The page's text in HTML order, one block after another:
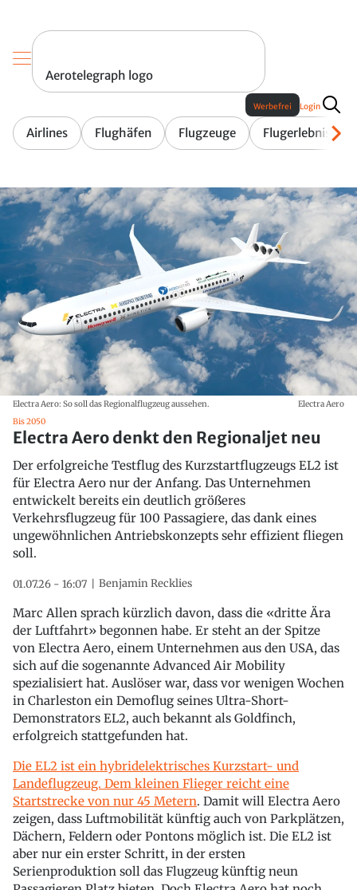
Aerotelegraph logo
Airlines Flughäfen Flugzeuge Flugerlebnis
Werbefrei Login
Electra Aero: So soll das Regionalflugzeug aussehen.
Electra Aero
Bis 2050
Electra Aero denkt den Regionaljet neu
Der erfolgreiche Testflug des Kurzstartflugzeugs EL2 ist
für Electra Aero nur der Anfang. Das Unternehmen
entwickelt bereits ein deutlich größeres
Verkehrsflugzeug für 100 Passagiere, das dank eines
ungewöhnlichen Antriebskonzepts sehr effizient fliegen
soll.
01.07.26 - 16:07 Benjamin Recklies
Marc Allen sprach kürzlich davon, dass die «dritte Ära
der Luftfahrt» begonnen habe. Er steht an der Spitze
von Electra Aero, einem Unternehmen aus den USA, das
sich auf die sogenannte Advanced Air Mobility
spezialisiert hat. Auslöser war, dass vor wenigen Wochen
in Charleston ein Demoflug seines Ultra-Short-
Demonstrators EL2, auch bekannt als Goldfinch,
erfolgreich stattgefunden hat.
Die EL2 ist ein hybridelektrisches Kurzstart- und
Landeflugzeug. Dem kleinen Flieger reicht eine
Startstrecke von nur 45 Metern. Damit will Electra Aero
zeigen, dass Luftmobilität künftig auch von Parkplätzen,
Dächern, Feldern oder Pontons möglich ist. Die EL2 ist
aber nur ein erster Schritt, in der ersten
Serienproduktion soll das Flugzeug künftig neun